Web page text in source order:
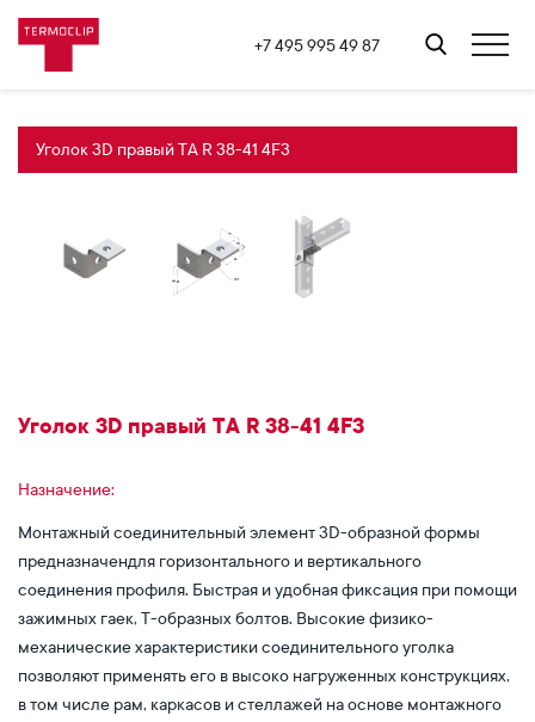
+7 495 995 49 87
Уголок 3D правый ТA R 38-41 4F3
Уголок 3D правый ТA R 38-41 4F3
Назначение:
Монтажный соединительный элемент 3D-образной формы
предназначендля горизонтального и вертикального
соединения профиля. Быстрая и удобная фиксация при помощи
зажимных гаек, Т-образных болтов. Высокие физико-
механические характеристики соединительного уголка
позволяют применять его в высоко нагруженных конструкциях,
в том числе рам, каркасов и стеллажей на основе монтажного